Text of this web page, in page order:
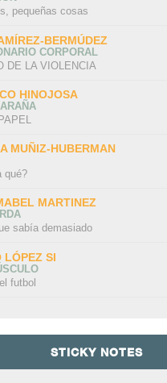
pequeñas cosas
BERMÚDEZ
CORPORAL
DE LA VIOLENCIA
HINOJOSA
MUÑIZ-HUBERMAN
qué?
MARTINEZ
sabía demasiado
LÓPEZ SI
futbol
STICKY NOTES